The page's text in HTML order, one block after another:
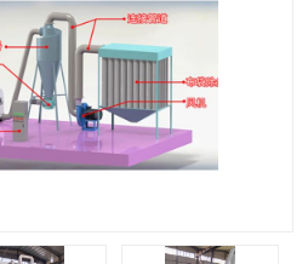
颗粒燃烧机
滚筒筛分机